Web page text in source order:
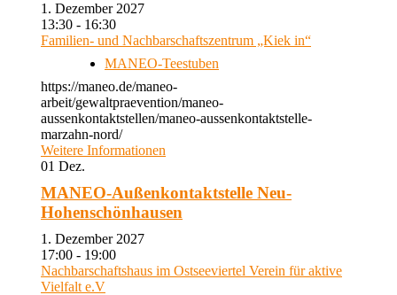
1. Dezember 2027
13:30 - 16:30
Familien- und Nachbarschaftszentrum „Kiek in“
MANEO-Teestuben
https://maneo.de/maneo-
arbeit/gewaltpraevention/maneo-
aussenkontaktstellen/maneo-aussenkontaktstelle-
marzahn-nord/
Weitere Informationen
01 Dez.
MANEO-Außenkontaktstelle Neu-
Hohenschönhausen
1. Dezember 2027
17:00 - 19:00
Nachbarschaftshaus im Ostseeviertel Verein für aktive
Vielfalt e.V